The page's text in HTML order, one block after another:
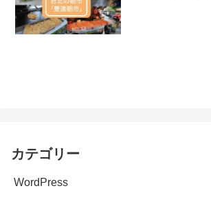
カテゴリー
WordPress